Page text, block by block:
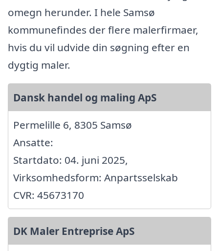
omegn herunder. I hele Samsø
kommunefindes der flere malerfirmaer,
hvis du vil udvide din søgning efter en
dygtig maler.
Dansk handel og maling ApS
Permelille 6, 8305 Samsø
Ansatte:
Startdato: 04. juni 2025,
Virksomhedsform: Anpartsselskab
CVR: 45673170
DK Maler Entreprise ApS